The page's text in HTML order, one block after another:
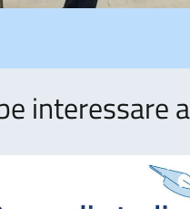
interessare